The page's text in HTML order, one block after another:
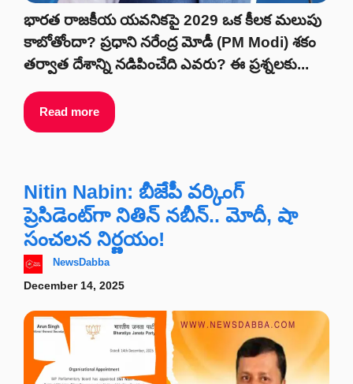
భారత రాజకీయ యవనికపై 2029 ఒక కీలక మలుపు
కాబోతోందా? ప్రధాని నరేంద్ర మోడీ (PM Modi) శకం
తర్వాత దేశాన్ని నడిపించేది ఎవరు? ఈ ప్రశ్నలకు...
Read more
Nitin Nabin: బీజేపీ వర్కింగ్
ప్రెసిడెంట్‌గా నితిన్ నబీన్.. మోదీ, షా
సంచలన నిర్ణయం!
NewsDabba
December 14, 2025